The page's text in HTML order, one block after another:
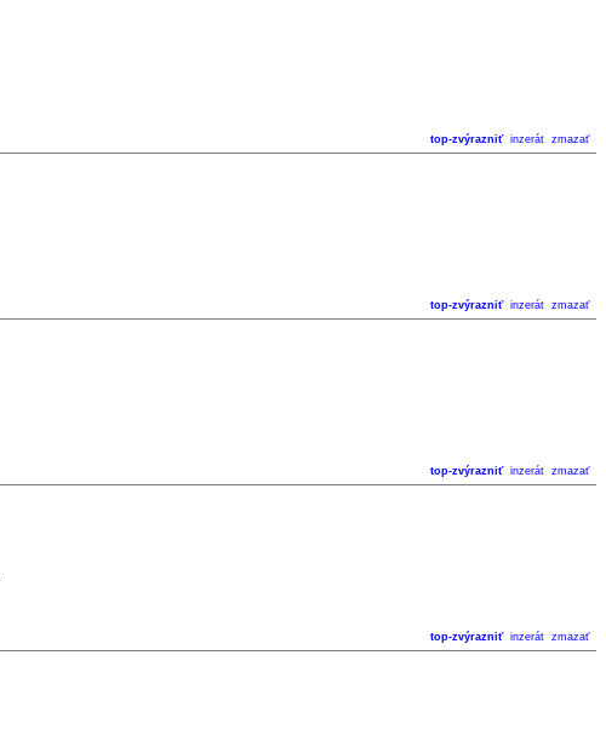
top-zvýrazniť inzerát zmazať
top-zvýrazniť inzerát zmazať
top-zvýrazniť inzerát zmazať
top-zvýrazniť inzerát zmazať